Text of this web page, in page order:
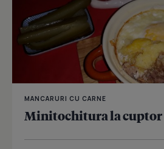
MANCARURI CU CARNE
Minitochitura la cuptor